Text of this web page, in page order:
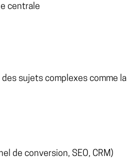
centrale
sujets complexes comme la
de conversion, SEO, CRM)